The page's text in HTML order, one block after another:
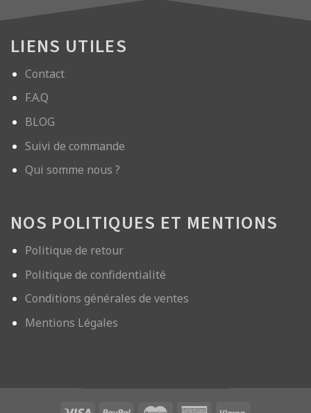
LIENS UTILES
Contact
F.A.Q
BLOG
Suivi de commande
Qui somme nous ?
NOS POLITIQUES ET MENTIONS
Politique de retour
Politique de confidentialité
Conditions générales de ventes
Mentions Légales